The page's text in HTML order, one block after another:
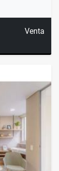
Venta